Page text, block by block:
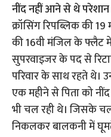
नींद नहीं आने से थे परेशान
क्रॉसिंग रिपब्लिक की
की 16वी मंजिल के फ्लैट
सुपरवाइजर के पद से
परिवार के साथ रहते थे।
एक महीने से पिता को
भी चल रही थे। जिसके
निकलकर बालकनी में